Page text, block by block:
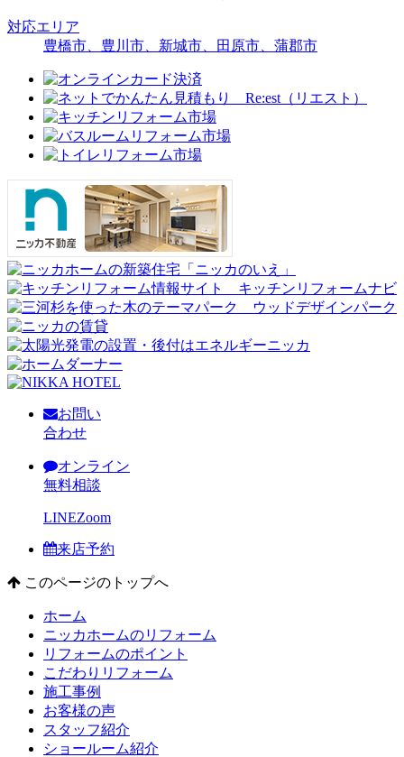
対応エリア
豊橋市、豊川市、新城市、田原市、蒲郡市
お問い
合わせ
オンライン
無料相談
LINEZoom
来店予約
このページのトップへ
ホーム
ニッカホームのリフォーム
リフォームのポイント
こだわりリフォーム
施工事例
お客様の声
スタッフ紹介
ショールーム紹介